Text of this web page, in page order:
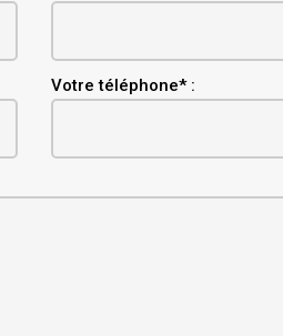
Votre téléphone* :